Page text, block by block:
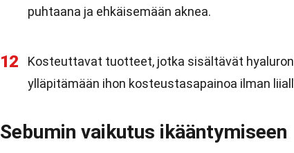
puhtaana ja ehkäisemään aknea.
12
Kosteuttavat tuotteet, jotka sisältävät
ylläpitämään ihon kosteustasapainoa ilman
Sebumin vaikutus ikääntymiseen